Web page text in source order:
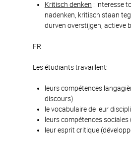
Kritisch denken : interesse
nadenken, kritisch staan
durven overstijgen, actieve
FR
Les étudiants travaillent:
leurs compétences
discours)
le vocabulaire de leur
leurs compétences
leur esprit critique